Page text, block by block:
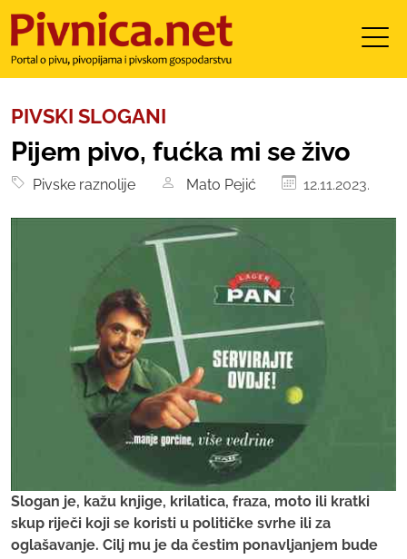
PIVSKI SLOGANI
Pijem pivo, fućka mi se živo
Pivske raznolije Mato Pejić 12.11.2023.
Slogan je, kažu knjige, krilatica, fraza, moto ili kratki
skup riječi koji se koristi u političke svrhe ili za
oglašavanje. Cilj mu je da čestim ponavljanjem bude